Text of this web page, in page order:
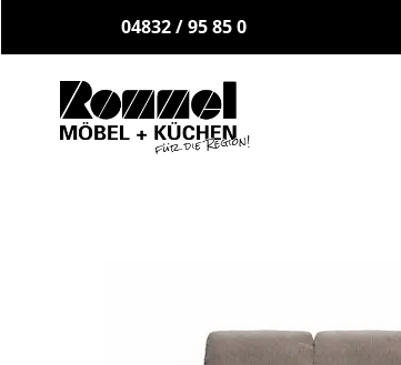
04832 / 95 85 0